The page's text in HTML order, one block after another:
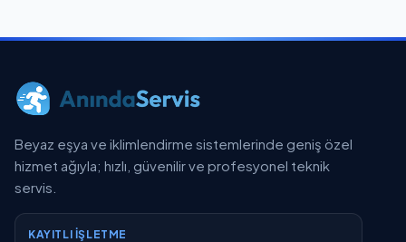
Beyaz eşya ve iklimlendirme sistemlerinde geniş özel
hizmet ağıyla; hızlı, güvenilir ve profesyonel teknik
servis.
KAYITLI İŞLETME